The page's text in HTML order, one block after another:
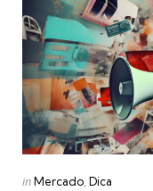
Categories
Posted
inMercado Dica